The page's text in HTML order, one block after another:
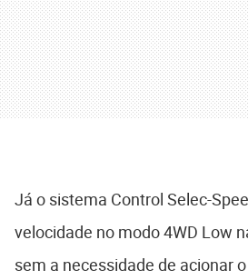
Já o sistema Control Selec-
velocidade no modo 4WD Low
sem a necessidade de acionar